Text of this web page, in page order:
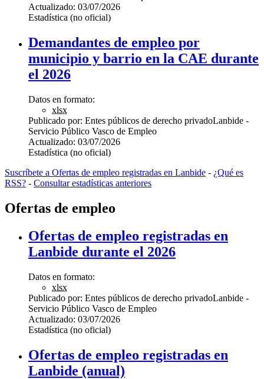
Actualizado: 03/07/2026
Estadística (no oficial)
Demandantes de empleo por
municipio y barrio en la CAE durante
el 2026
Datos en formato:
xlsx
Publicado por: Entes públicos de derecho privadoLanbide -
Servicio Público Vasco de Empleo
Actualizado: 03/07/2026
Estadística (no oficial)
Suscríbete a Ofertas de empleo registradas en Lanbide - ¿Qué es
RSS? - Consultar estadísticas anteriores
Ofertas de empleo
Ofertas de empleo registradas en
Lanbide durante el 2026
Datos en formato:
xlsx
Publicado por: Entes públicos de derecho privadoLanbide -
Servicio Público Vasco de Empleo
Actualizado: 03/07/2026
Estadística (no oficial)
Ofertas de empleo registradas en
Lanbide (anual)